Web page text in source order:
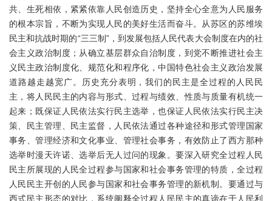
共、生死相依，紧紧依靠人民创造历史，坚持全心全意为人民服务
的根本宗旨，不断为实现人民的美好生活而奋斗。从苏区的苏维埃
民主和抗战时期的“三三制”，到发展包括人民代表大会制度在内的社
会主义政治制度；从确立基层群众自治制度，到党不断推进社会主
义民主政治制度化、规范化和程序化，中国特色社会主义政治发展
道路越走越宽广。历史充分表明，我们的民主是全过程的人民民
主，将人民民主的内容与形式、过程与绩效、性质与质量有机统一
起来；既保证人民依法实行民主选举，也保证人民依法实行民主决
策、民主管理、民主监督，人民依法通过各种途径和形式管理国家
事务、管理经济和文化事业、管理社会事务，有效防止了西方那种
选举时漫天许诺、选举后无人过问的现象。要深入研究全过程人民
民主所展现的人民全过程参与国家和社会事务管理的特质，全过程
人民民主开创的人民参与国家和社会事务管理的新机制。要通过与
西式民主形态的对比，系统阐释全过程人民民主的真谛在于人民利